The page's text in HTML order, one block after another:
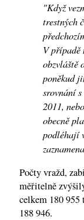
"Když
trestných
V případě
obzvláště
poněkud
srovnání
2011,
obecně
podléhají
Počty vražd,
měřitelně
celkem 180 955
188 946.